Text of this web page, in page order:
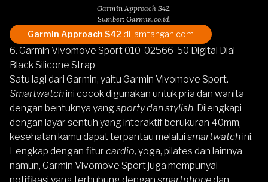
Garmin Approach S42.
Sumber: Garmin.co.id.
Garmin Approach S42 di jamtangan.com
6. Garmin Vivomove Sport 010-02566-50 Digital Dial
Black Silicone Strap
Satu lagi dari Garmin, yaitu Garmin Vivomove Sport.
Smartwatchini cocok digunakan untuk pria dan wanita
dengan bentuknya yang sportydan stylish. Dilengkapi
dengan layar sentuh yang interaktif berukuran 40mm,
kesehatan kamu dapat terpantau melalui smartwatchini.
Lengkap dengan fitur cardio, yoga, pilates dan lainnya
namun, Garmin Vivomove Sport juga mempunyai